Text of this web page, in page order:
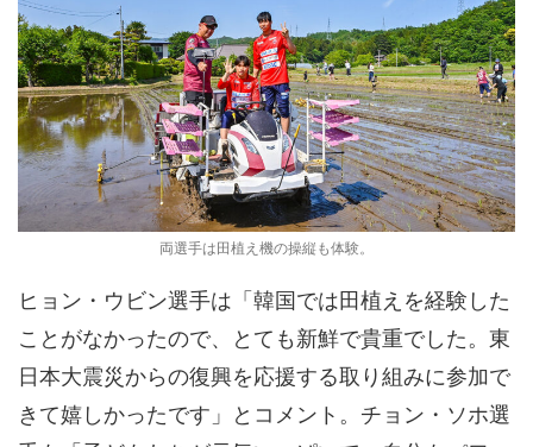
両選手は田植え機の操縦も体験。
ヒョン・ウビン選手は「韓国では田植えを経験した
ことがなかったので、とても新鮮で貴重でした。東
日本大震災からの復興を応援する取り組みに参加で
きて嬉しかったです」とコメント。チョン・ソホ選